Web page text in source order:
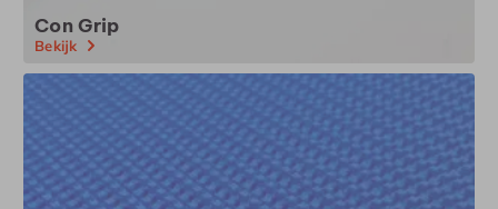
Con Grip
Bekijk